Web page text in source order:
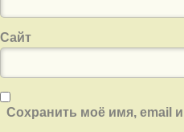
Сайт
Сохранить моё имя, email